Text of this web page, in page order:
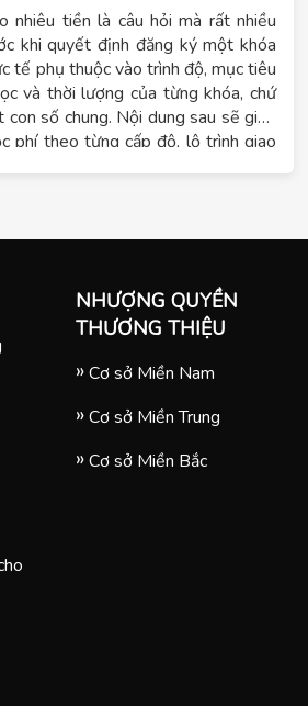
nhiêu tiền là câu hỏi mà rất nhiều
khi quyết định đăng ký một khóa
tế phụ thuộc vào trình độ, mục tiêu
và thời lượng của từng khóa, chứ
số chung. Nội dung sau sẽ giúp
phí theo từng cấp độ, lộ trình giao
NHƯỢNG QUYỀN
THƯƠNG THIỆU
Cơ sở Miền Nam
Cơ sở Miền Trung
Cơ sở Miền Bắc